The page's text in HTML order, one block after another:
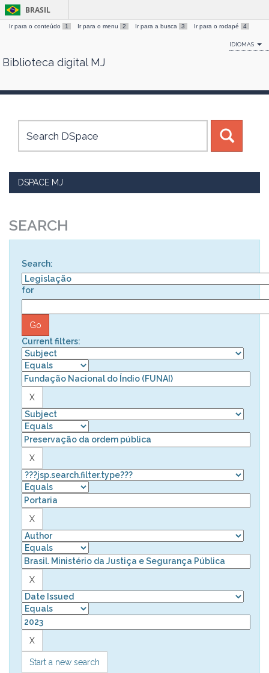
Skip
BRASIL
Ir para o conteúdo 1 Ir para o menu 2 Ir para a busca 3 Ir para o rodapé 4
IDIOMAS
Biblioteca digital MJ
DSPACE MJ
SEARCH
Search:
for
Current filters:
Start a new search